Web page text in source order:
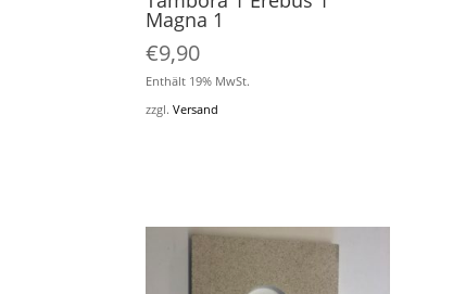
Magna 1
€9,90
Enthält 19% MwSt.
zzgl.Versand